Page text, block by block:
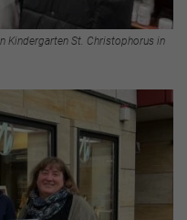
Kindergarten St. Christophorus in